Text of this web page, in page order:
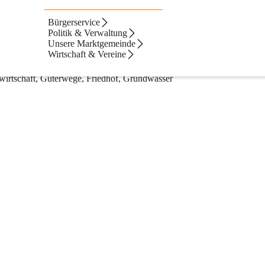
Bürgerservice
Politik & Verwaltung
Unsere Marktgemeinde
Wirtschaft & Vereine
Güterwege, Friedhof, Grundwasser